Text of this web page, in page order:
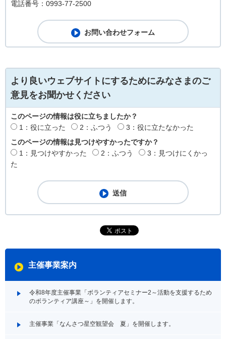
電話番号：0993-77-2500
より良いウェブサイトにするためにみなさまのご
意見をお聞かせください
このページの情報は役に立ちましたか？
1：役に立った
2：ふつう
3：役に立たなかった
このページの情報は見つけやすかったですか？
1：見つけやすかった
2：ふつう
3：見つけにくかっ
た
主催事業案内
令和8年度主催事業「ボランティアセミナー2～活動を支援するため
のボランティア講座～」を開催します。
主催事業「なんさつ星空観望会 夏」を開催します。